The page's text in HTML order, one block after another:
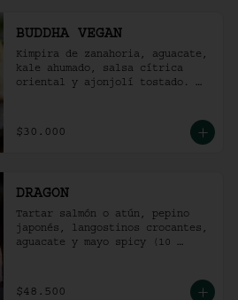
BUDDHA VEGAN
Kimpira de zanahoria, aguacate,
kale ahumado, salsa cítrica
oriental y ajonjolí tostado.
$30.000
DRAGON
Tartar salmón o atún, pepino
japonés, langostinos crocantes,
aguacate y mayo spicy (10
$48.500